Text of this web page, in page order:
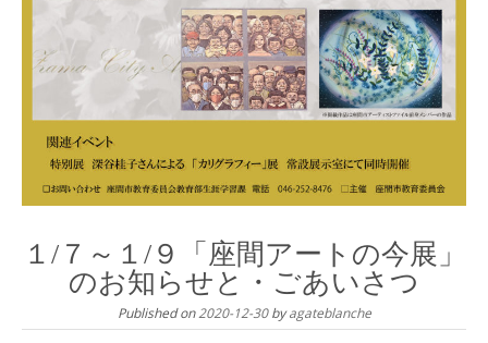
１/７～１/９「座間アートの今展」
のお知らせと・ごあいさつ
Published on2020-12-30byagateblanche